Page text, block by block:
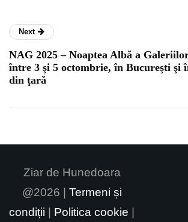
Next
NAG 2025 – Noaptea Albă a
între 3 şi 5 octombrie, în Bucureşti şi
din ţară
Ziar de Hunedoara
@2026 | Termeni și
condiții
Politica cookie